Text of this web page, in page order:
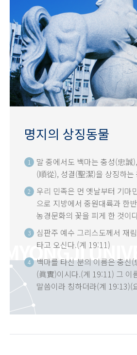
명지의 상징동물
1
말 중에서도 백마는 충성(忠誠
(順從), 성결(聖潔)을 상징하는
2
우리 민족은 먼 옛날부터 기마
으로 지방에서 중원대륙과 한
농경문화의 꽃을 피게 한 것이
3
심판주 예수 그리스도께서 재
타고 오신다.(계 19:11)
4
백마를 타신 분의 이름은 충신
(眞實)이시다.(계 19:11) 그 이
말씀이라 칭하더라(계 19:13)(